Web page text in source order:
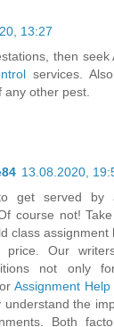
13:27
then seek
services.
other pest.
13.08.2020,
get served by
course not!
class assignment
price. Our
not only
Assignment
understand the
Both